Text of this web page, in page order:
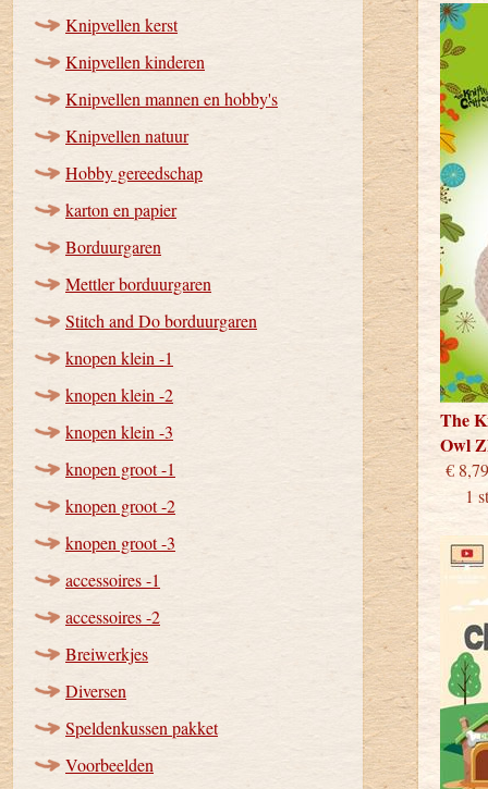
Knipvellen kerst
Knipvellen kinderen
Knipvellen mannen en hobby's
Knipvellen natuur
Hobby gereedschap
karton en papier
Borduurgaren
Mettler borduurgaren
Stitch and Do borduurgaren
knopen klein -1
knopen klein -2
knopen klein -3
knopen groot -1
knopen groot -2
knopen groot -3
accessoires -1
accessoires -2
Breiwerkjes
Diversen
Speldenkussen pakket
Voorbeelden
The
Owl
1